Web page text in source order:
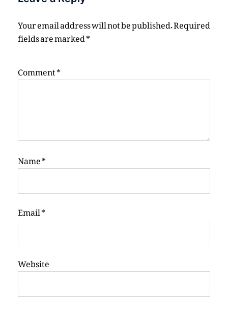
Your email address will not be published.Required
fields are marked*
Comment*
Name*
Email*
Website